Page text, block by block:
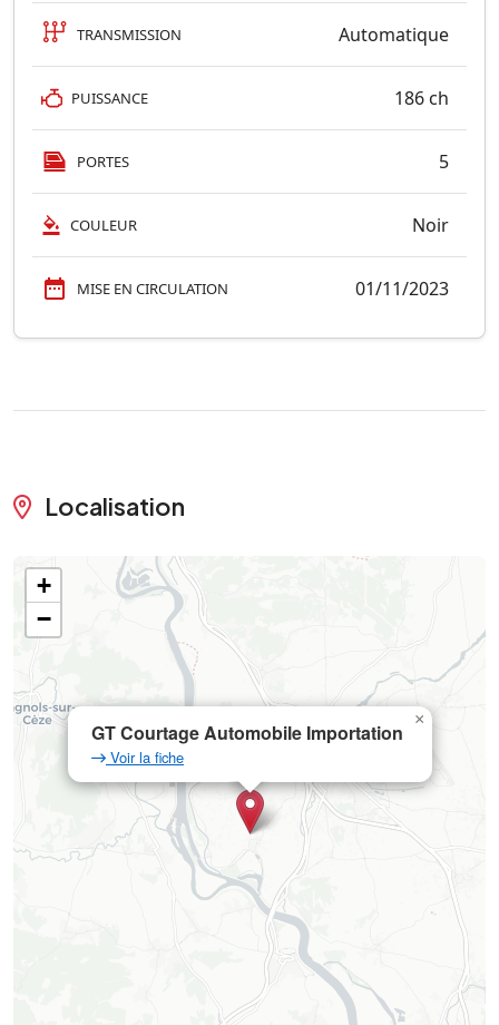
TRANSMISSION Automatique
PUISSANCE 186 ch
PORTES 5
COULEUR Noir
MISE EN CIRCULATION 01/11/2023
Localisation
GT Courtage Automobile Importation
Voir la fiche
×
+
−